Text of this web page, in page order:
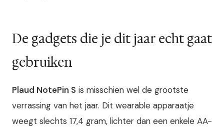
De gadgets die je dit jaar echt gaat
gebruiken
Plaud NotePin S is misschien wel de grootste
verrassing van het jaar. Dit wearable apparaatje
weegt slechts 17,4 gram, lichter dan een enkele AA-